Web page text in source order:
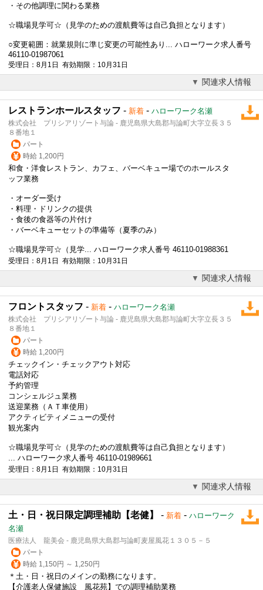
・その他調理に関わる業務
☆職場見学可☆（見学のための渡航費等は自己負担となります）
○変更範囲：就業規則に準じ変更の可能性あり... ハローワーク求人番号
46110-01987061
受理日：8月1日 有効期限：10月31日
関連求人情報
レストランホールスタッフ - 新着 - ハローワーク名瀬
株式会社 プリシアリゾート与論 - 鹿児島県大島郡与論町大字立長３５
８番地１
パート
時給 1,200円
和食・洋食レストラン、カフェ、バーベキュー場でのホールスタ
ッフ業務
・オーダー受け
・料理・ドリンクの提供
・食後の食器等の片付け
・バーベキューセットの準備等（夏季のみ）
☆職場見学可☆（見学... ハローワーク求人番号 46110-01988361
受理日：8月1日 有効期限：10月31日
関連求人情報
フロントスタッフ - 新着 - ハローワーク名瀬
株式会社 プリシアリゾート与論 - 鹿児島県大島郡与論町大字立長３５
８番地１
パート
時給 1,200円
チェックイン・チェックアウト対応
電話対応
予約管理
コンシェルジュ業務
送迎業務（ＡＴ車使用）
アクティビティメニューの受付
観光案内
☆職場見学可☆（見学のための渡航費等は自己負担となります）
... ハローワーク求人番号 46110-01989661
受理日：8月1日 有効期限：10月31日
関連求人情報
土・日・祝日限定調理補助【老健】 - 新着 - ハローワーク
名瀬
医療法人 龍美会 - 鹿児島県大島郡与論町麦屋風花１３０５－５
パート
時給 1,150円 ～ 1,250円
＊土・日・祝日のメインの勤務になります。
【介護老人保健施設 風花苑】での調理補助業務